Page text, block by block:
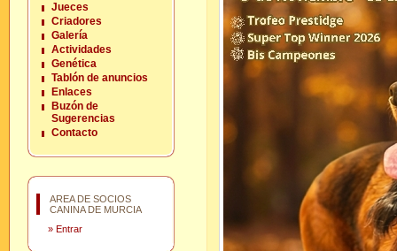
Jueces
Criadores
Galería
Actividades
Genética
Tablón de anuncios
Enlaces
Buzón de
Sugerencias
Contacto
AREA DE SOCIOS
CANINA DE MURCIA
» Entrar